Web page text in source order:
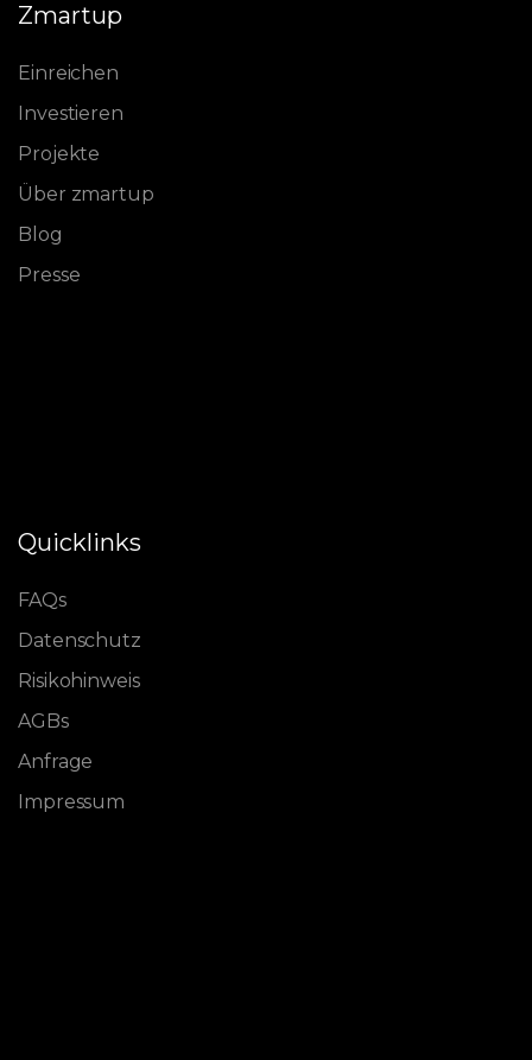
Zmartup
Einreichen
Investieren
Projekte
Über zmartup
Blog
Presse
Quicklinks
FAQs
Datenschutz
Risikohinweis
AGBs
Anfrage
Impressum